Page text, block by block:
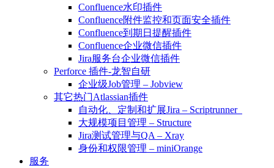
Confluence水印插件
Confluence附件监控和页面安全插件
Confluence到期日提醒插件
Confluence企业微信插件
Jira服务台企业微信插件
Perforce 插件-龙智自研
企业级Job管理 – Jobview
其它热门Atlassian插件
自动化、定制和扩展Jira – Scriptrunner
大规模项目管理 – Structure
Jira测试管理与QA – Xray
身份和权限管理 – miniOrange
服务